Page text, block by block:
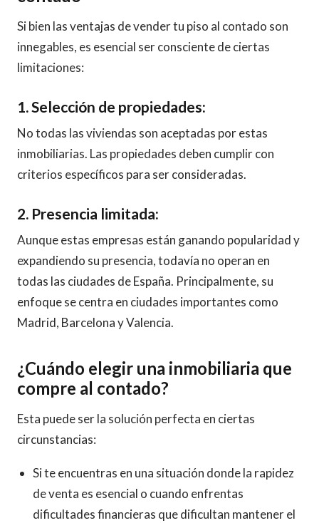
Si bien las ventajas de vender tu piso al contado son
innegables, es esencial ser consciente de ciertas
limitaciones:
1. Selección de propiedades:
No todas las viviendas son aceptadas por estas
inmobiliarias. Las propiedades deben cumplir con
criterios específicos para ser consideradas.
2. Presencia limitada:
Aunque estas empresas están ganando popularidad y
expandiendo su presencia, todavía no operan en
todas las ciudades de España. Principalmente, su
enfoque se centra en ciudades importantes como
Madrid, Barcelona y Valencia.
¿Cuándo elegir una inmobiliaria que
compre al contado?
Esta puede ser la solución perfecta en ciertas
circunstancias:
Si te encuentras en una situación donde la rapidez
de venta es esencial o cuando enfrentas
dificultades financieras que dificultan mantener el